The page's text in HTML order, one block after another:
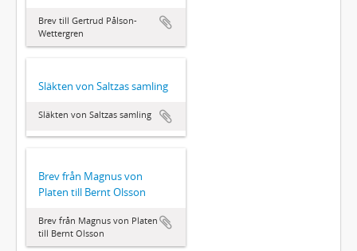
Brev till Gertrud Pålson-
Wettergren
Släkten von Saltzas samling
Släkten von Saltzas samling
Brev från Magnus von
Platen till Bernt Olsson
Brev från Magnus von Platen
till Bernt Olsson